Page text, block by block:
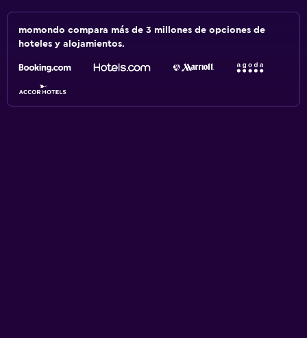
momondo compara más de 3 millones de opciones de
hoteles y alojamientos.